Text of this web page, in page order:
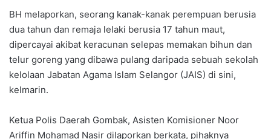
BH melaporkan, seorang kanak-kanak perempuan berusia
dua tahun dan remaja lelaki berusia 17 tahun maut,
dipercayai akibat keracunan selepas memakan bihun dan
telur goreng yang dibawa pulang daripada sebuah sekolah
kelolaan Jabatan Agama Islam Selangor (JAIS) di sini,
kelmarin.
Ketua Polis Daerah Gombak, Asisten Komisioner Noor
Ariffin Mohamad Nasir dilaporkan berkata, pihaknya